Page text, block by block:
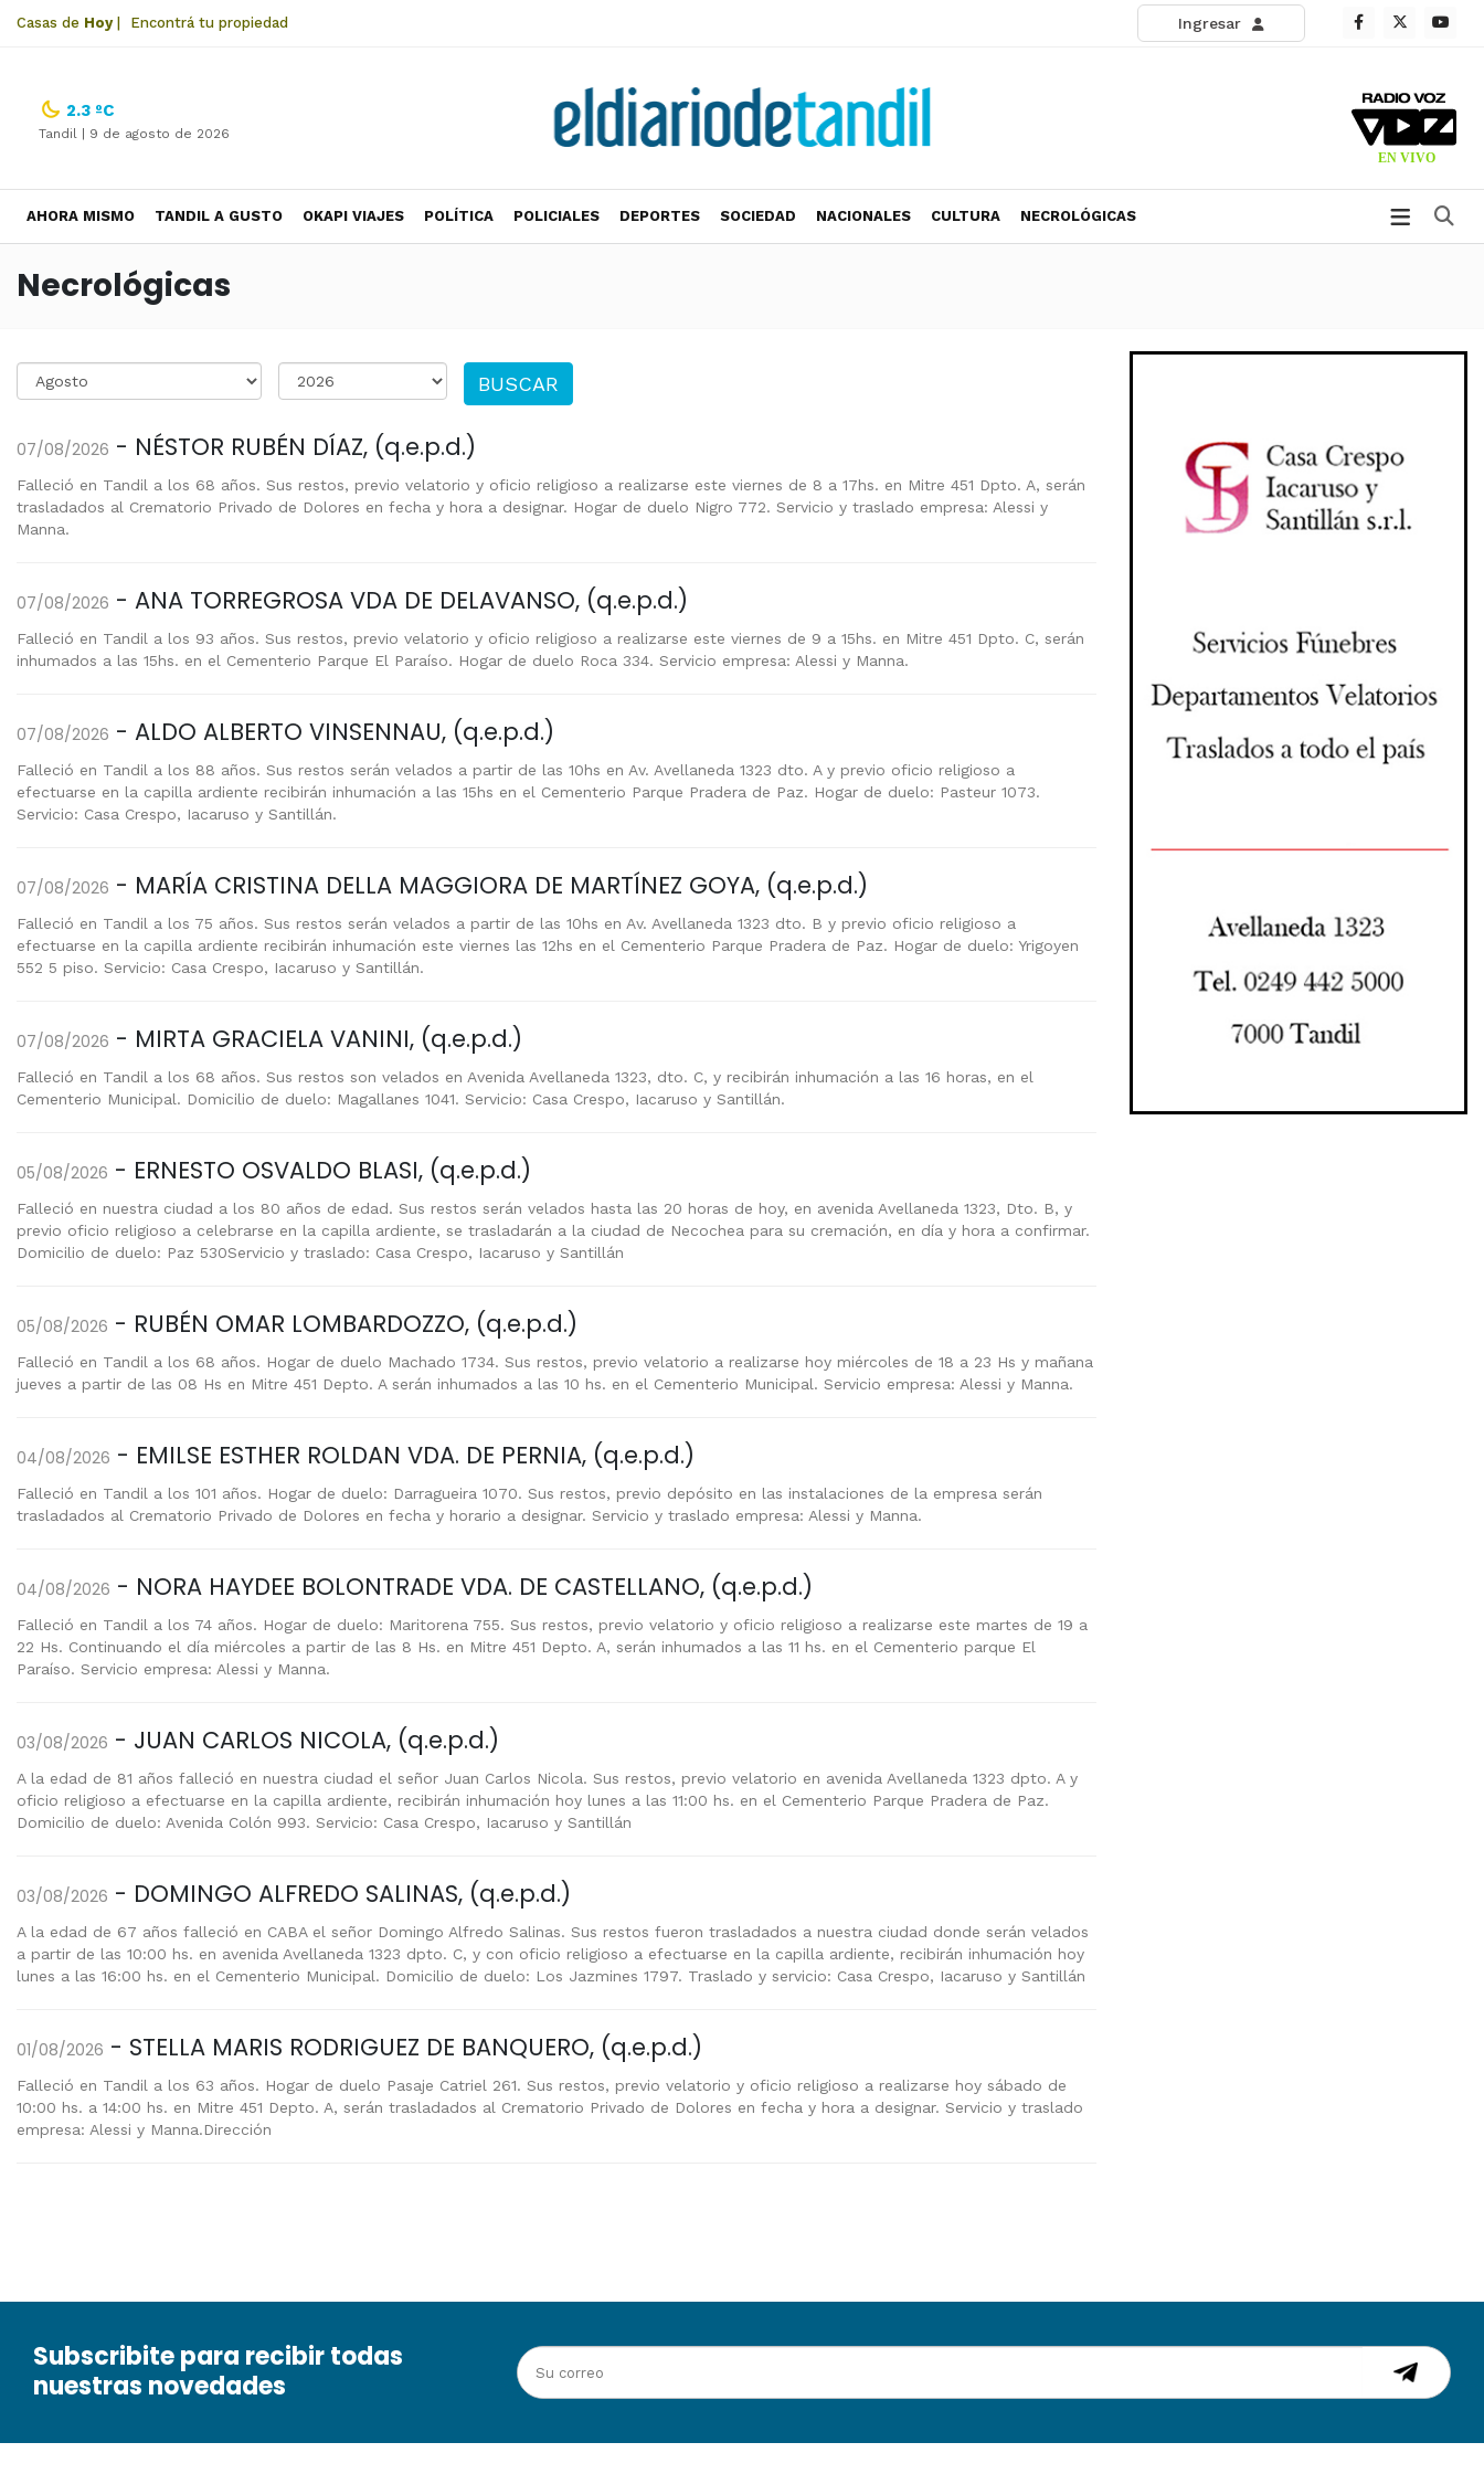
Casas de Hoy| Encontrá tu propiedad Ingresar
2.3 ºC
Tandil | 9 de agosto de 2026
AHORA MISMO TANDIL A GUSTO OKAPI VIAJES POLÍTICA POLICIALES DEPORTES SOCIEDAD NACIONALES CULTURA NECROLÓGICAS
Necrológicas
BUSCAR
07/08/2026 - NÉSTOR RUBÉN DÍAZ, (q.e.p.d.)
Falleció en Tandil a los 68 años. Sus restos, previo velatorio y oficio religioso a realizarse este viernes de 8 a 17hs. en Mitre 451 Dpto. A, serán
trasladados al Crematorio Privado de Dolores en fecha y hora a designar. Hogar de duelo Nigro 772. Servicio y traslado empresa: Alessi y
Manna.
07/08/2026 - ANA TORREGROSA VDA DE DELAVANSO, (q.e.p.d.)
Falleció en Tandil a los 93 años. Sus restos, previo velatorio y oficio religioso a realizarse este viernes de 9 a 15hs. en Mitre 451 Dpto. C, serán
inhumados a las 15hs. en el Cementerio Parque El Paraíso. Hogar de duelo Roca 334. Servicio empresa: Alessi y Manna.
07/08/2026 - ALDO ALBERTO VINSENNAU, (q.e.p.d.)
Falleció en Tandil a los 88 años. Sus restos serán velados a partir de las 10hs en Av. Avellaneda 1323 dto. A y previo oficio religioso a
efectuarse en la capilla ardiente recibirán inhumación a las 15hs en el Cementerio Parque Pradera de Paz. Hogar de duelo: Pasteur 1073.
Servicio: Casa Crespo, Iacaruso y Santillán.
07/08/2026 - MARÍA CRISTINA DELLA MAGGIORA DE MARTÍNEZ GOYA, (q.e.p.d.)
Falleció en Tandil a los 75 años. Sus restos serán velados a partir de las 10hs en Av. Avellaneda 1323 dto. B y previo oficio religioso a
efectuarse en la capilla ardiente recibirán inhumación este viernes las 12hs en el Cementerio Parque Pradera de Paz. Hogar de duelo: Yrigoyen
552 5 piso. Servicio: Casa Crespo, Iacaruso y Santillán.
07/08/2026 - MIRTA GRACIELA VANINI, (q.e.p.d.)
Falleció en Tandil a los 68 años. Sus restos son velados en Avenida Avellaneda 1323, dto. C, y recibirán inhumación a las 16 horas, en el
Cementerio Municipal. Domicilio de duelo: Magallanes 1041. Servicio: Casa Crespo, Iacaruso y Santillán.
05/08/2026 - ERNESTO OSVALDO BLASI, (q.e.p.d.)
Falleció en nuestra ciudad a los 80 años de edad. Sus restos serán velados hasta las 20 horas de hoy, en avenida Avellaneda 1323, Dto. B, y
previo oficio religioso a celebrarse en la capilla ardiente, se trasladarán a la ciudad de Necochea para su cremación, en día y hora a confirmar.
Domicilio de duelo: Paz 530Servicio y traslado: Casa Crespo, Iacaruso y Santillán
05/08/2026 - RUBÉN OMAR LOMBARDOZZO, (q.e.p.d.)
Falleció en Tandil a los 68 años. Hogar de duelo Machado 1734. Sus restos, previo velatorio a realizarse hoy miércoles de 18 a 23 Hs y mañana
jueves a partir de las 08 Hs en Mitre 451 Depto. A serán inhumados a las 10 hs. en el Cementerio Municipal. Servicio empresa: Alessi y Manna.
04/08/2026 - EMILSE ESTHER ROLDAN VDA. DE PERNIA, (q.e.p.d.)
Falleció en Tandil a los 101 años. Hogar de duelo: Darragueira 1070. Sus restos, previo depósito en las instalaciones de la empresa serán
trasladados al Crematorio Privado de Dolores en fecha y horario a designar. Servicio y traslado empresa: Alessi y Manna.
04/08/2026 - NORA HAYDEE BOLONTRADE VDA. DE CASTELLANO, (q.e.p.d.)
Falleció en Tandil a los 74 años. Hogar de duelo: Maritorena 755. Sus restos, previo velatorio y oficio religioso a realizarse este martes de 19 a
22 Hs. Continuando el día miércoles a partir de las 8 Hs. en Mitre 451 Depto. A, serán inhumados a las 11 hs. en el Cementerio parque El
Paraíso. Servicio empresa: Alessi y Manna.
03/08/2026 - JUAN CARLOS NICOLA, (q.e.p.d.)
A la edad de 81 años falleció en nuestra ciudad el señor Juan Carlos Nicola. Sus restos, previo velatorio en avenida Avellaneda 1323 dpto. A y
oficio religioso a efectuarse en la capilla ardiente, recibirán inhumación hoy lunes a las 11:00 hs. en el Cementerio Parque Pradera de Paz.
Domicilio de duelo: Avenida Colón 993. Servicio: Casa Crespo, Iacaruso y Santillán
03/08/2026 - DOMINGO ALFREDO SALINAS, (q.e.p.d.)
A la edad de 67 años falleció en CABA el señor Domingo Alfredo Salinas. Sus restos fueron trasladados a nuestra ciudad donde serán velados
a partir de las 10:00 hs. en avenida Avellaneda 1323 dpto. C, y con oficio religioso a efectuarse en la capilla ardiente, recibirán inhumación hoy
lunes a las 16:00 hs. en el Cementerio Municipal. Domicilio de duelo: Los Jazmines 1797. Traslado y servicio: Casa Crespo, Iacaruso y Santillán
01/08/2026 - STELLA MARIS RODRIGUEZ DE BANQUERO, (q.e.p.d.)
Falleció en Tandil a los 63 años. Hogar de duelo Pasaje Catriel 261. Sus restos, previo velatorio y oficio religioso a realizarse hoy sábado de
10:00 hs. a 14:00 hs. en Mitre 451 Depto. A, serán trasladados al Crematorio Privado de Dolores en fecha y hora a designar. Servicio y traslado
empresa: Alessi y Manna.Dirección
Subscribite para recibir todas
nuestras novedades